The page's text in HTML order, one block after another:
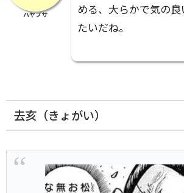
ハヤブサ
める、大らかで気の
たいだね。
去亥（きょがい）